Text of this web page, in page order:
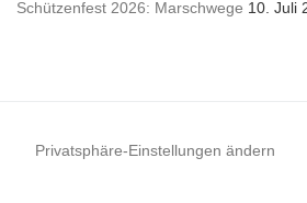
Schützenfest 2026: Marschwege 10. Juli
Privatsphäre-Einstellungen ändern